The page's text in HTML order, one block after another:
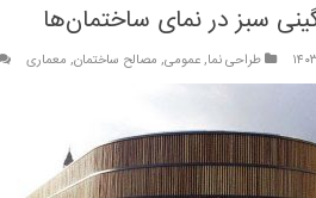
سبز در نمای ساختمان‌ها
طراحی نما,عمومی, مصالح ساختمان, معماری